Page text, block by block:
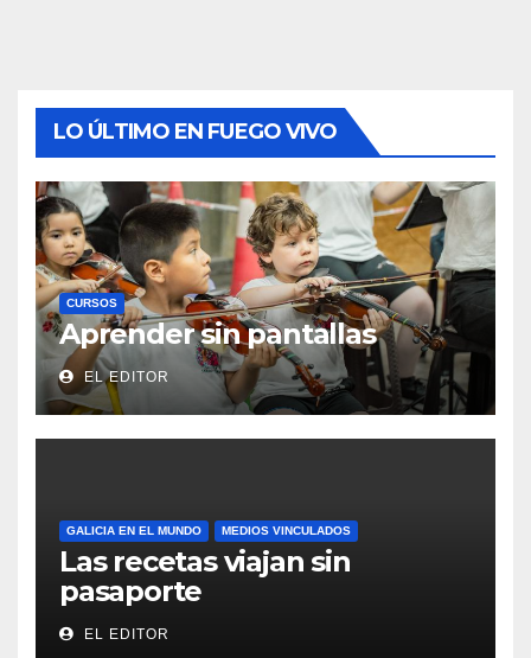
LO ÚLTIMO EN FUEGO VIVO
CURSOS
Aprender sin pantallas
EL EDITOR
GALICIA EN EL MUNDO MEDIOS VINCULADOS
Las recetas viajan sin
pasaporte
EL EDITOR